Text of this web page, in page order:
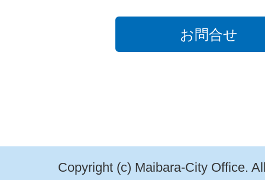
お問合せ
Copyright (c) Maibara-City Office.